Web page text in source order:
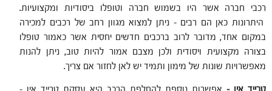
רכבי חברה אשר היו בשמוש חברה וטופלו ביסודיות ומקצועיות.
היתרונות כאן הם רבים – ניתן למצוא מגוון רחב של רכבים למכירה
במקום אחד, מדובר לרוב ברכבים חדשים יחסית אשר כאמור טופלו
בצורה מקצועית ויסודית ולכן מצבם אמור להיות טוב, ניתן להנות
מאפשרויות שונות של מימון ותמיד יש לאן לחזור אם צריך.